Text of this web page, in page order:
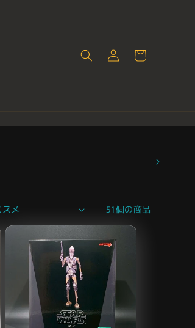
グ
イ
ー
51個の商品